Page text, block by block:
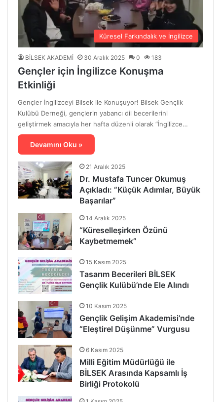
Küresel Farkındalık ve İngilizce
BİLSEK AKADEMİ 30 Aralık 2025 0 183
Gençler için İngilizce Konuşma
Etkinliği
Gençler İngilizceyi Bilsek ile Konuşuyor! Bilsek Gençlik
Kulübü Derneği, gençlerin yabancı dil becerilerini
geliştirmek amacıyla her hafta düzenli olarak “İngilizce…
Devamını Oku »
21 Aralık 2025
Dr. Mustafa Tuncer Okumuş
Açıkladı: “Küçük Adımlar, Büyük
Başarılar”
14 Aralık 2025
“Küreselleşirken Özünü
Kaybetmemek”
15 Kasım 2025
Tasarım Becerileri BİLSEK
Gençlik Kulübü’nde Ele Alındı
10 Kasım 2025
Gençlik Gelişim Akademisi’nde
“Eleştirel Düşünme” Vurgusu
6 Kasım 2025
Milli Eğitim Müdürlüğü ile
BİLSEK Arasında Kapsamlı İş
Birliği Protokolü